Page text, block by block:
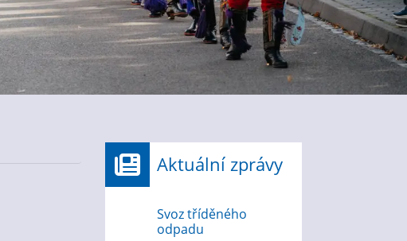
Aktuální zprávy
Svoz tříděného
odpadu